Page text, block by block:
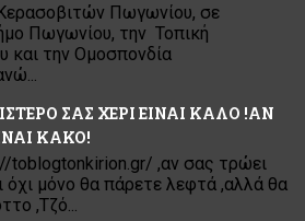
Πωγωνίου, σε
Πωγωνίου, την Τοπική
και την Ομοσπονδία
ΣΑΣ ΧΕΡΙ ΕΙΝΑΙ ΚΑΛΟ !ΑΝ
ΚΑΚΟ!
toblogtonkirion.gr/ ,αν σας τρώει
όχι μόνο θα πάρετε λεφτά ,αλλά θα
,Τζό...